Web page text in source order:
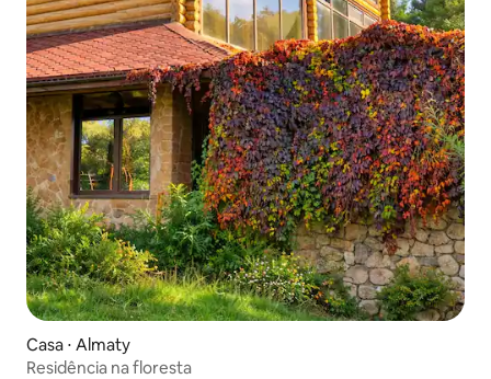
Casa ⋅ Almaty
Residência na floresta